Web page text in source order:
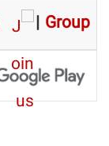
| Group